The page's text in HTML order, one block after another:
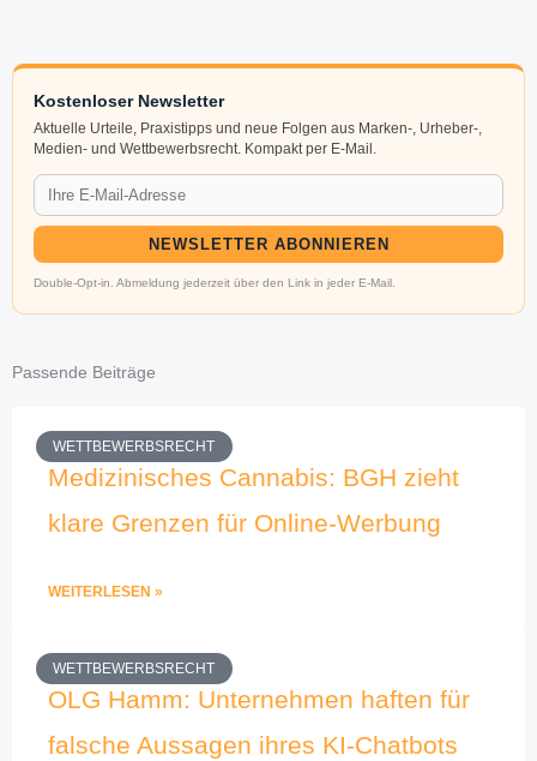
Kostenloser Newsletter
Aktuelle Urteile, Praxistipps und neue Folgen aus Marken-, Urheber-,
Medien- und Wettbewerbsrecht. Kompakt per E-Mail.
NEWSLETTER ABONNIEREN
Double-Opt-in. Abmeldung jederzeit über den Link in jeder E-Mail.
Passende Beiträge
WETTBEWERBSRECHT
Medizinisches Cannabis: BGH zieht
klare Grenzen für Online-Werbung
WEITERLESEN »
WETTBEWERBSRECHT
OLG Hamm: Unternehmen haften für
falsche Aussagen ihres KI-Chatbots